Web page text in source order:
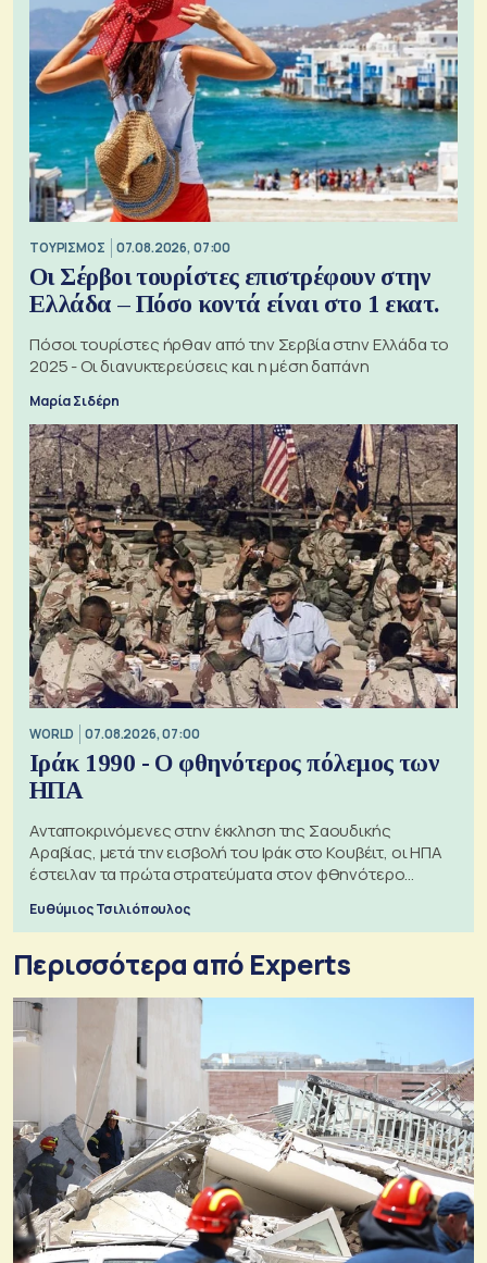
ΤΟΥΡΙΣΜΟΣ 07.08.2026, 07:00
Οι Σέρβοι τουρίστες επιστρέφουν στην
Ελλάδα – Πόσο κοντά είναι στο 1 εκατ.
Πόσοι τουρίστες ήρθαν από την Σερβία στην Ελλάδα το
2025 - Οι διανυκτερεύσεις και η μέση δαπάνη
Μαρία Σιδέρη
WORLD 07.08.2026, 07:00
Ιράκ 1990 - Ο φθηνότερος πόλεμος των
ΗΠΑ
Ανταποκρινόμενες στην έκκληση της Σαουδικής
Αραβίας, μετά την εισβολή του Ιράκ στο Κουβέιτ, οι ΗΠΑ
έστειλαν τα πρώτα στρατεύματα στον φθηνότερο
Ευθύμιος Τσιλιόπουλος
Περισσότερα από Experts